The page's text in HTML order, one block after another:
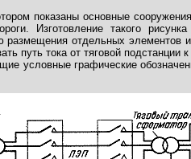
показаны основные
Изготовление такого
размещения отдельных
путь тока от тяговой подстанции
условные графические